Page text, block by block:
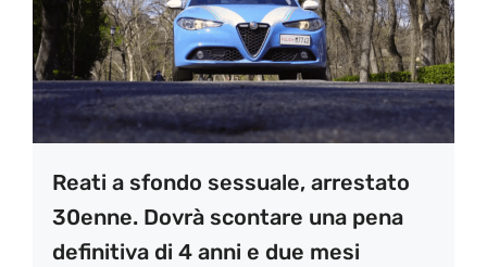
Reati a sfondo sessuale, arrestato
30enne. Dovrà scontare una pena
definitiva di 4 anni e due mesi